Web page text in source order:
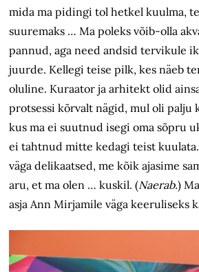
mida ma pidingi tol hetkel kuulma,
suuremaks … Ma poleks võib-olla
pannud, aga need andsid tervikule
juurde. Kellegi teise pilk, kes näeb
oluline. Kuraator ja arhitekt olid
protsessi kõrvalt nägid, mul oli palju
kus ma ei suutnud isegi oma sõpru
ei tahtnud mitte kedagi teist
väga delikaatsed, me kõik ajasime
aru, et ma olen … kuskil. (Naerab.)
asja Ann Mirjamile väga keeruliseks